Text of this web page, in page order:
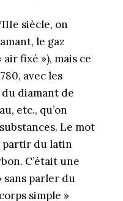
siècle, on
le gaz
fixé »), mais ce
avec les
diamant de
etc., qu’on
Le mot
partir du latin
C’était une
sans parler du
simple »